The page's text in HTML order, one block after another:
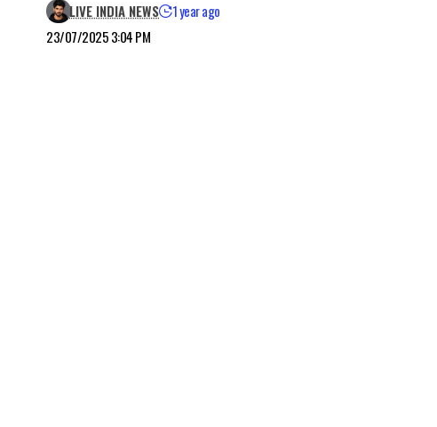
23/07/2025 3:04 PM
LIVE INDIA NEWS 1 year ago